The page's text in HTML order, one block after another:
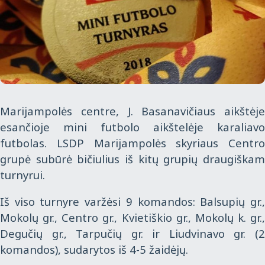
Marijampolės centre, J. Basanavičiaus aikštėje
esančioje mini futbolo aikštelėje karaliavo
futbolas. LSDP Marijampolės skyriaus Centro
grupė subūrė bičiulius iš kitų grupių draugiškam
turnyrui.
Iš viso turnyre varžėsi 9 komandos: Balsupių gr.,
Mokolų gr., Centro gr., Kvietiškio gr., Mokolų k. gr.,
Degučių gr., Tarpučių gr. ir Liudvinavo gr. (2
komandos), sudarytos iš 4-5 žaidėjų.